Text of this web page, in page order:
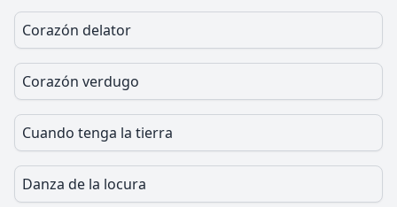
Corazón delator
Corazón verdugo
Cuando tenga la tierra
Danza de la locura